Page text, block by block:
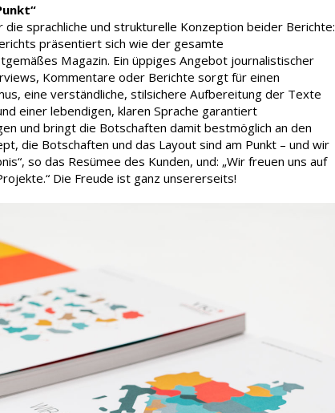
sprachliche und strukturelle Konzeption beider Berichte:
präsentiert sich wie der gesamte
Magazin. Ein üppiges Angebot journalistischer
Kommentare oder Berichte sorgt für einen
eine verständliche, stilsichere Aufbereitung der Texte
einer lebendigen, klaren Sprache garantiert
und bringt die Botschaften damit bestmöglich an den
die Botschaften und das Layout sind am Punkt – und wir
so das Resümee des Kunden, und: „Wir freuen uns auf
Die Freude ist ganz unsererseits!